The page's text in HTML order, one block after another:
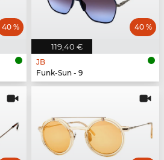
40 %
119,40 €
40 %
JB
Funk-Sun - 9